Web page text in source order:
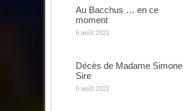
Au Bacchus … en ce
moment
6 août 2021
Décès de Madame Simone
Sire
6 août 2021